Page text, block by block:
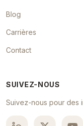
Blog
Carrières
Contact
SUIVEZ-NOUS
Suivez-nous pour des